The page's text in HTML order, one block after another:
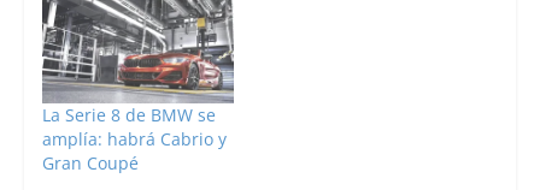
La Serie 8 de BMW se
amplía: habrá Cabrio y
Gran Coupé